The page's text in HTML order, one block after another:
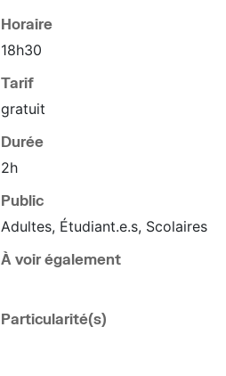
Horaire
18h30
Tarif
gratuit
Durée
2h
Public
Adultes, Étudiant.e.s, Scolaires
À voir également
Particularité(s)